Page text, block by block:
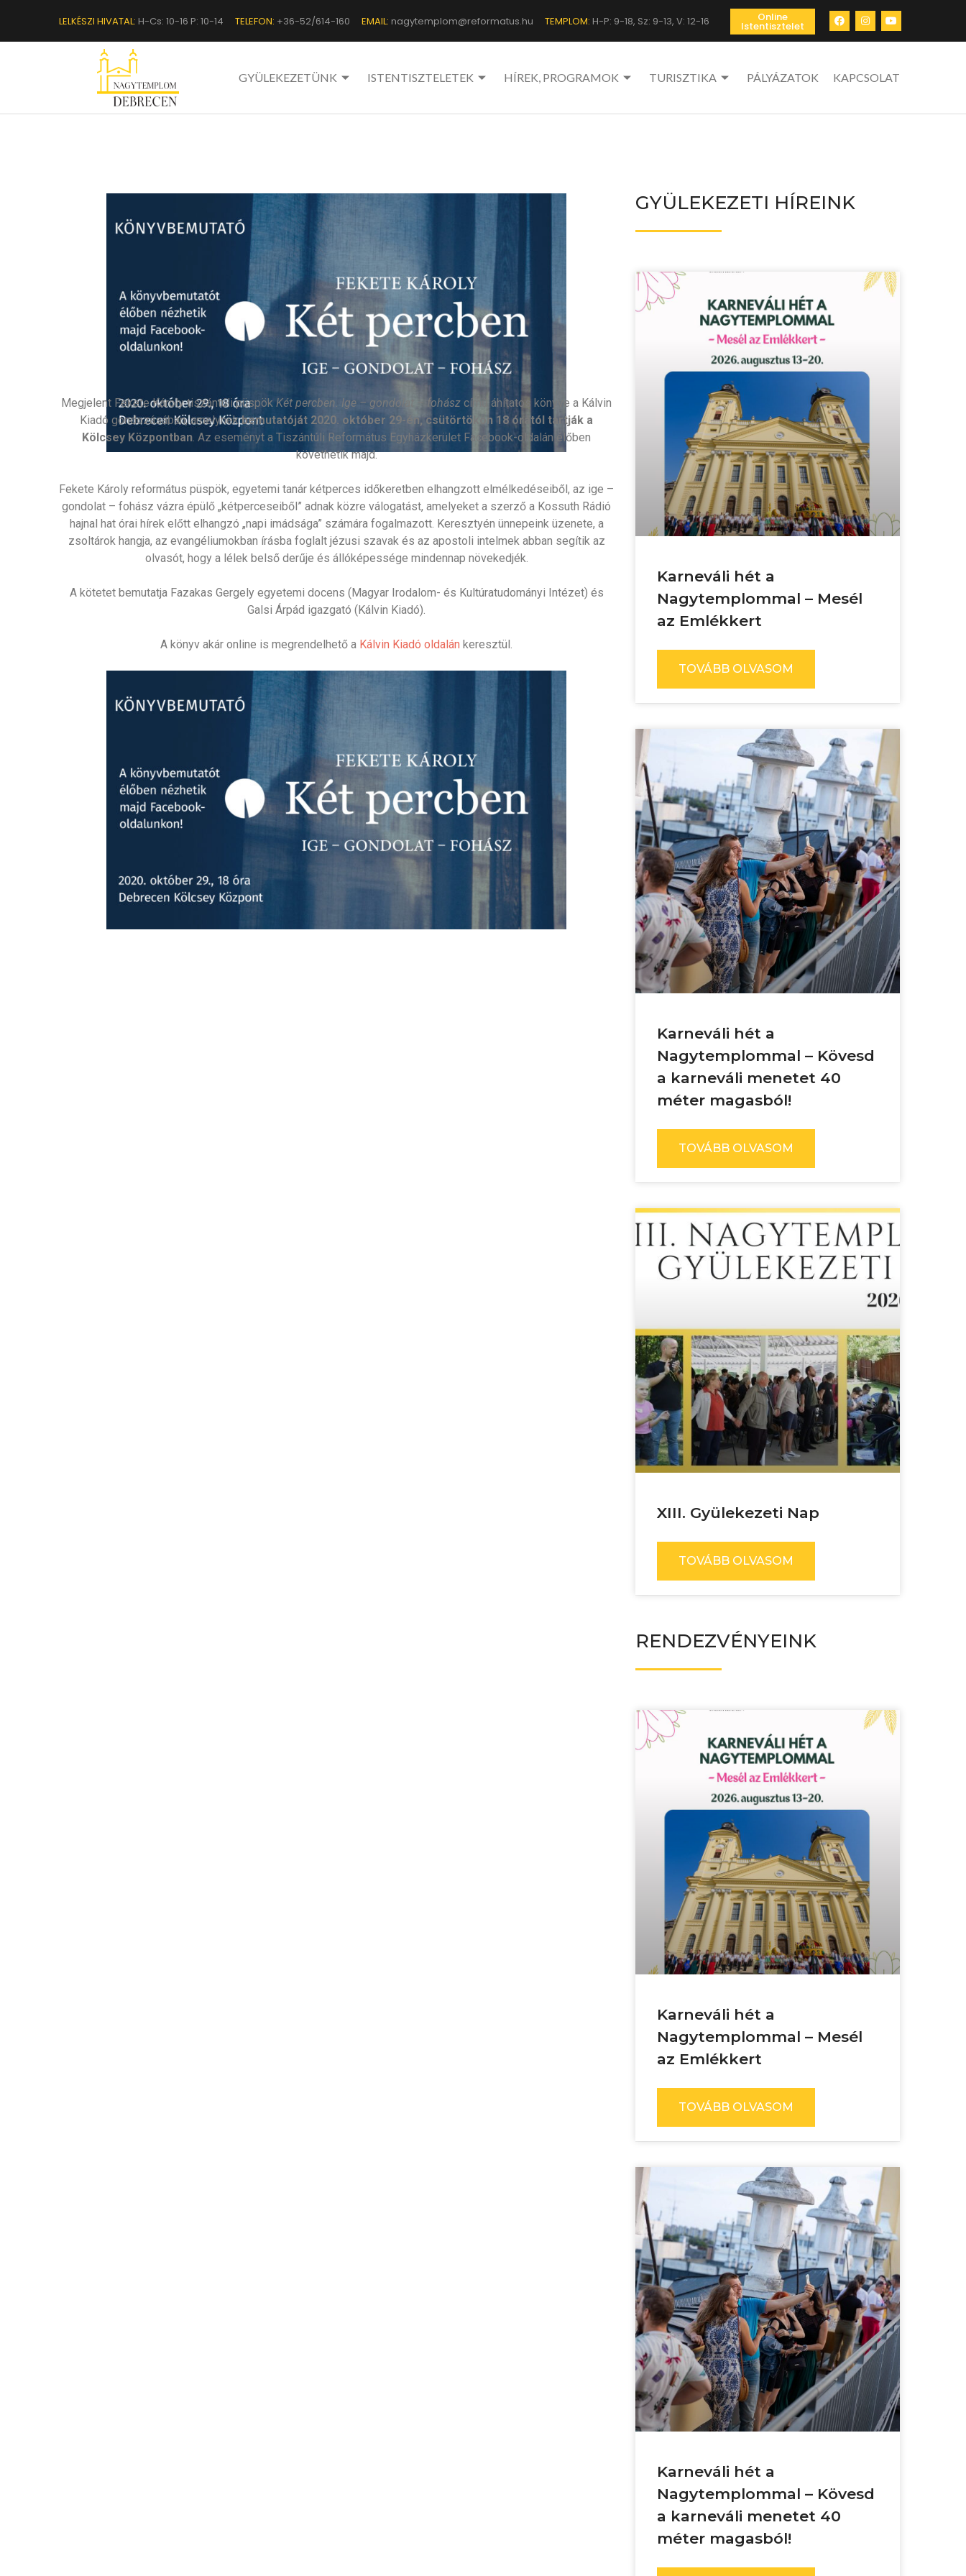
LELKÉSZI HIVATAL: H-Cs: 10-16 P: 10-14 TELEFON: +36-52/614-160 EMAIL: nagytemplom@reformatus.hu TEMPLOM: H-P: 9-18, Sz: 9-13, V: 12-16 Online
Istentisztelet
GYÜLEKEZETÜNK ISTENTISZTELETEK HÍREK, PROGRAMOK TURISZTIKA PÁLYÁZATOK KAPCSOLAT
Megjelent Fekete Károly tiszántúli püspökKét percben. Ige – gondolat – fohász című áhítatos könyve a Kálvin
Kiadó gondozásában, amelynekbemutatóját 2020. október 29-én, csütörtökön 18 órától tartják a
Kölcsey Központban. Az eseményt a Tiszántúli Református Egyházkerület Facebook-oldalán élőben
követhetik majd.
Fekete Károly református püspök, egyetemi tanár kétperces időkeretben elhangzott elmélkedéseiből, az ige –
gondolat – fohász vázra épülő „kétperceseiből” adnak közre válogatást, amelyeket a szerző a Kossuth Rádió
hajnal hat órai hírek előtt elhangzó „napi imádsága” számára fogalmazott. Keresztyén ünnepeink üzenete, a
zsoltárok hangja, az evangéliumokban írásba foglalt jézusi szavak és az apostoli intelmek abban segítik az
olvasót, hogy a lélek belső derűje és állóképessége mindennap növekedjék.
A kötetet bemutatja Fazakas Gergely egyetemi docens (Magyar Irodalom- és Kultúratudományi Intézet) és
Galsi Árpád igazgató (Kálvin Kiadó).
A könyv akár online is megrendelhető a Kálvin Kiadó oldalán keresztül.
GYÜLEKEZETI HÍREINK
Karneváli hét a
Nagytemplommal – Mesél
az Emlékkert
TOVÁBB OLVASOM
Karneváli hét a
Nagytemplommal – Kövesd
a karneváli menetet 40
méter magasból!
TOVÁBB OLVASOM
XIII. Gyülekezeti Nap
TOVÁBB OLVASOM
RENDEZVÉNYEINK
Karneváli hét a
Nagytemplommal – Mesél
az Emlékkert
TOVÁBB OLVASOM
Karneváli hét a
Nagytemplommal – Kövesd
a karneváli menetet 40
méter magasból!